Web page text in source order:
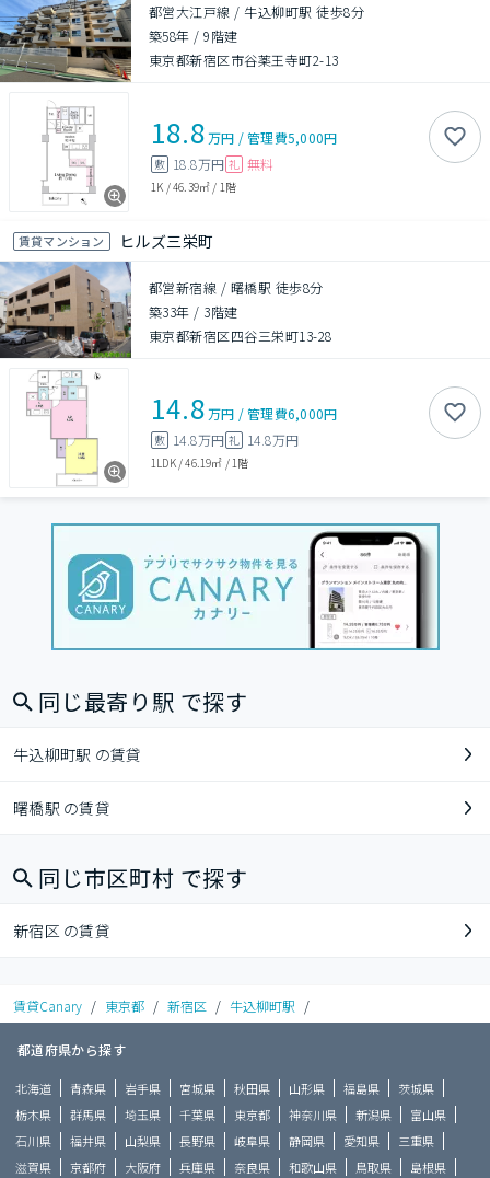
都営大江戸線 / 牛込柳町駅 徒歩8分
築58年 /9階建
東京都新宿区市谷薬王寺町2-13
18.8万円 /管理費5,000円
敷 18.8万円 礼 無料
1K /46.39㎡ / 1階
賃貸マンション ヒルズ三栄町
都営新宿線 / 曙橋駅 徒歩8分
築33年 / 3階建
東京都新宿区四谷三栄町13-28
14.8万円 /管理費6,000円
敷 14.8万円 礼 14.8万円
1LDK/46.19㎡ / 1階
同じ最寄り駅 で探す
牛込柳町駅 の賃貸
曙橋駅 の賃貸
同じ市区町村 で探す
新宿区 の賃貸
賃貸Canary / 東京都 / 新宿区 / 牛込柳町駅 /
都道府県から探す
北海道 青森県 岩手県 宮城県 秋田県 山形県 福島県
茨城県
栃木県
群馬県 埼玉県 千葉県 東京都 神奈川県 新潟県
富山県
石川県
福井県 山梨県 長野県 岐阜県 静岡県 愛知県
三重県
滋賀県
京都府 大阪府 兵庫県 奈良県 和歌山県 鳥取県 島根県